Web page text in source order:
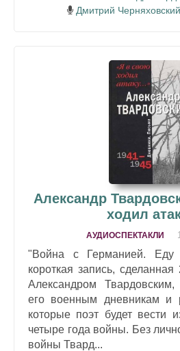
Дмитрий Черняховский
Александр
ходил
АУДИОСПЕКТАКЛИ
"Война с Германией.
короткая запись,
Александром
его военным дневникам и
которые поэт будет вести
четыре года войны. Без
войны Твард...